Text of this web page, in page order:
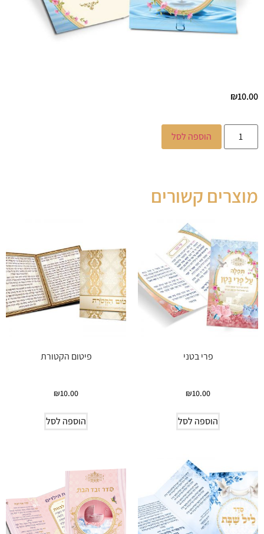
₪10.00
הוספה לסל
מוצרים קשורים
פרי בטני
₪10.00
הוספה לסל
פיטום הקטורת
₪10.00
הוספה לסל